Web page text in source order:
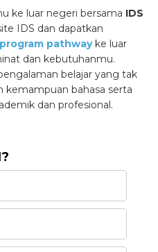
ke luar negeri bersama IDS
IDS dan dapatkan
program pathwayke luar
dan kebutuhanmu.
belajar yang tak
bahasa serta
dan profesional.